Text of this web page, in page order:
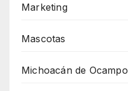
Marketing
Mascotas
Michoacán de Ocampo